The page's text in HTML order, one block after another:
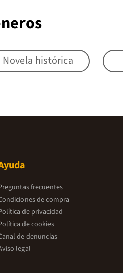
Novela histórica
frecuentes
de compra
de privacidad
de cookies
de denuncias
legal